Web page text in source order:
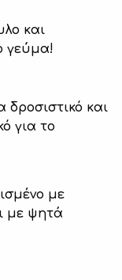
και
γεύμα!
και
για το
με
με ψητά